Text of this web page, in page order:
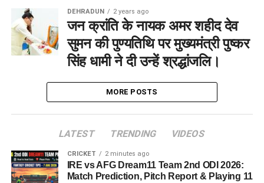
DEHRADUN 2 years ago
जन क्रांति के नायक अमर शहीद देव
सुमन की पुण्यतिथि पर मुख्यमंत्री पुष्कर
सिंह धामी ने दी उन्हें श्रद्धांजलि।
MORE POSTS
LATEST TRENDING VIDEOS
CRICKET 2 minutes ago
IRE vs AFG Dream11 Team 2nd ODI 2026:
Match Prediction, Pitch Report & Playing 11